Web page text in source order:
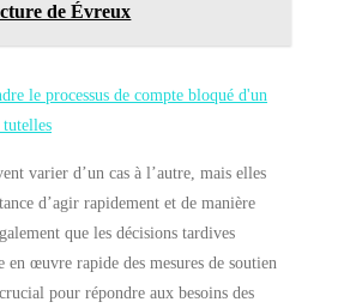
de Évreux
le processus de compte bloqué d'un
varier d’un cas à l’autre, mais elles
d’agir rapidement et de manière
que les décisions tardives
en œuvre rapide des mesures de soutien
pour répondre aux besoins des